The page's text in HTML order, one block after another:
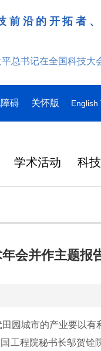
沿的开拓者
总书记在全国科技大
碍 关怀版 English
学术活动 科
会并作主题报
园城市的产业要以
工程院秘书长邬贺